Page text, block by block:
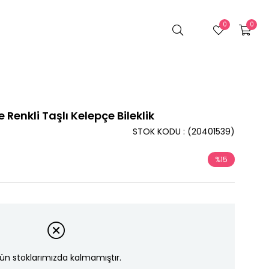
0
0
Renkli Taşlı Kelepçe Bileklik
(20401539)
STOK KODU
%15
stoklarımızda kalmamıştır.